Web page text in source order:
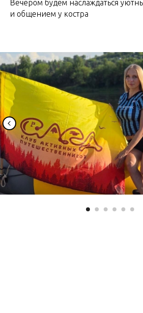
Вечером будем наслаждаться
и общением у костра